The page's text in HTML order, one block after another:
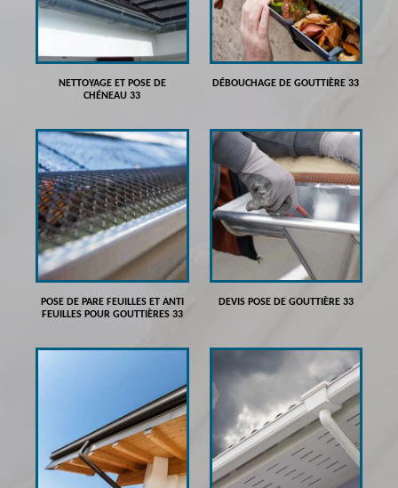
NETTOYAGE ET POSE DE
CHÉNEAU 33
DÉBOUCHAGE DE GOUTTIÈRE 33
POSE DE PARE FEUILLES ET ANTI
FEUILLES POUR GOUTTIÈRES 33
DEVIS POSE DE GOUTTIÈRE 33